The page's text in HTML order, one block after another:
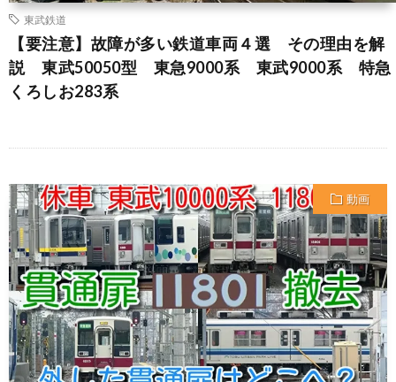
東武鉄道
【要注意】故障が多い鉄道車両４選 その理由を解
説 東武50050型 東急9000系 東武9000系 特急
くろしお283系
動画